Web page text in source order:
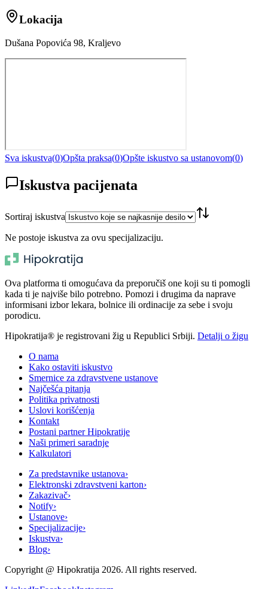
Lokacija
Dušana Popovića 98, Kraljevo
Sva iskustva(0)Opšta praksa(0)Opšte iskustvo sa ustanovom(0)
Iskustva pacijenata
Sortiraj iskustva
Ne postoje iskustva za ovu specijalizaciju.
Ova platforma ti omogućava da preporučiš one koji su ti pomogli
kada ti je najviše bilo potrebno. Pomozi i drugima da naprave
informisani izbor lekara, bolnice ili ordinacije za sebe i svoju
porodicu.
Hipokratija® je registrovani žig u Republici Srbiji. Detalji o žigu
O nama
Kako ostaviti iskustvo
Smernice za zdravstvene ustanove
Najčešća pitanja
Politika privatnosti
Uslovi korišćenja
Kontakt
Postani partner Hipokratije
Naši primeri saradnje
Kalkulatori
Za predstavnike ustanova›
Elektronski zdravstveni karton›
Zakazivač›
Notify›
Ustanove›
Specijalizacije›
Iskustva›
Blog›
Copyright @ Hipokratija 2026. All rights reserved.